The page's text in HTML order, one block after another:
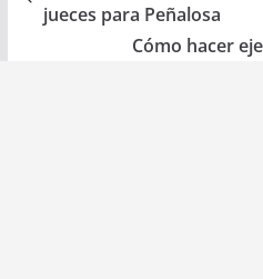
jueces para Peñalosa
Cómo hacer